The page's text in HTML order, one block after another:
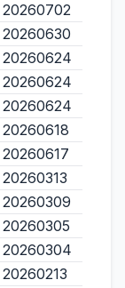
20260702
20260630
20260624
20260624
20260624
20260618
20260617
20260313
20260309
20260305
20260304
20260213